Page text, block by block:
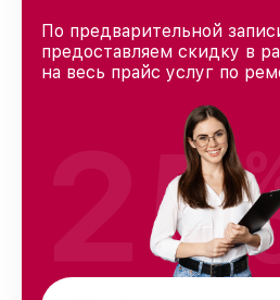
По предварительной
предоставляем скидку в
на весь прайс услуг по
25